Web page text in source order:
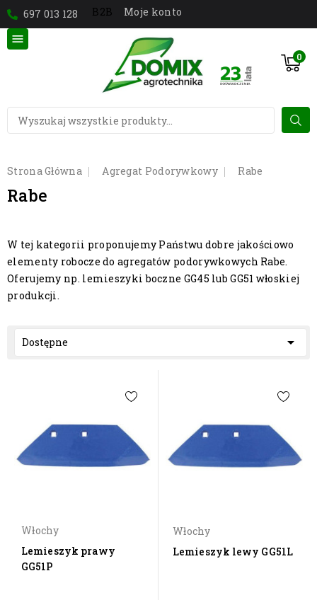
697 013 128 B2B Moje konto
0

Strona Główna Agregat Podorywkowy Rabe
Rabe
W tej kategorii proponujemy Państwu dobre jakościowo
elementy robocze do agregatów podorywkowych Rabe.
Oferujemy np. lemieszyki boczne GG45 lub GG51 włoskiej
produkcji.
Dostępne 
Włochy
Lemieszyk prawy
GG51P
Włochy
Lemieszyk lewy GG51L